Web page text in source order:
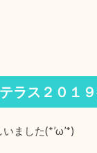
ラス２０１
ました(*’ω’*)